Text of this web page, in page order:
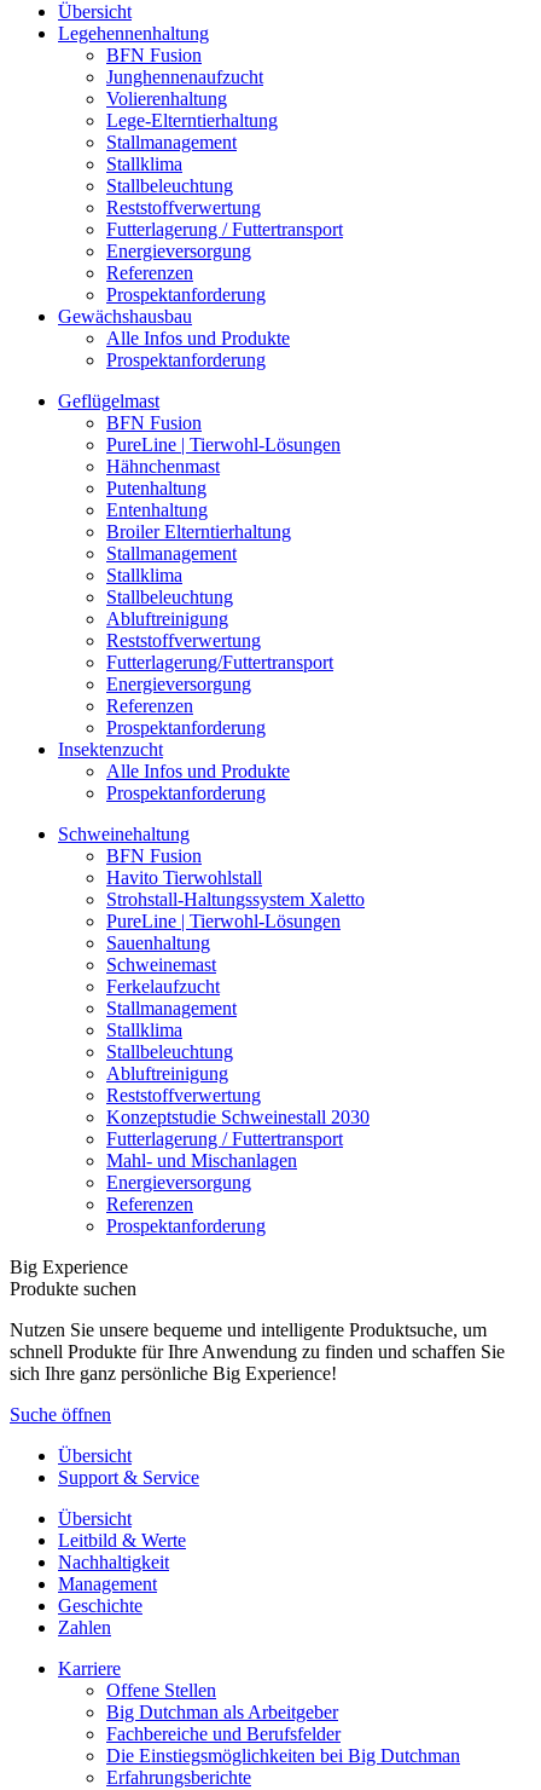
Übersicht
Legehennenhaltung
BFN Fusion
Junghennenaufzucht
Volierenhaltung
Lege-Elterntierhaltung
Stallmanagement
Stallklima
Stallbeleuchtung
Reststoffverwertung
Futterlagerung / Futtertransport
Energieversorgung
Referenzen
Prospektanforderung
Gewächshausbau
Alle Infos und Produkte
Prospektanforderung
Geflügelmast
BFN Fusion
PureLine | Tierwohl-Lösungen
Hähnchenmast
Putenhaltung
Entenhaltung
Broiler Elterntierhaltung
Stallmanagement
Stallklima
Stallbeleuchtung
Abluftreinigung
Reststoffverwertung
Futterlagerung/Futtertransport
Energieversorgung
Referenzen
Prospektanforderung
Insektenzucht
Alle Infos und Produkte
Prospektanforderung
Schweinehaltung
BFN Fusion
Havito Tierwohlstall
Strohstall-Haltungssystem Xaletto
PureLine | Tierwohl-Lösungen
Sauenhaltung
Schweinemast
Ferkelaufzucht
Stallmanagement
Stallklima
Stallbeleuchtung
Abluftreinigung
Reststoffverwertung
Konzeptstudie Schweinestall 2030
Futterlagerung / Futtertransport
Mahl- und Mischanlagen
Energieversorgung
Referenzen
Prospektanforderung
Big Experience
Produkte suchen
Nutzen Sie unsere bequeme und intelligente Produktsuche, um
schnell Produkte für Ihre Anwendung zu finden und schaffen Sie
sich Ihre ganz persönliche Big Experience!
Suche öffnen
Übersicht
Support & Service
Übersicht
Leitbild & Werte
Nachhaltigkeit
Management
Geschichte
Zahlen
Karriere
Offene Stellen
Big Dutchman als Arbeitgeber
Fachbereiche und Berufsfelder
Die Einstiegsmöglichkeiten bei Big Dutchman
Erfahrungsberichte